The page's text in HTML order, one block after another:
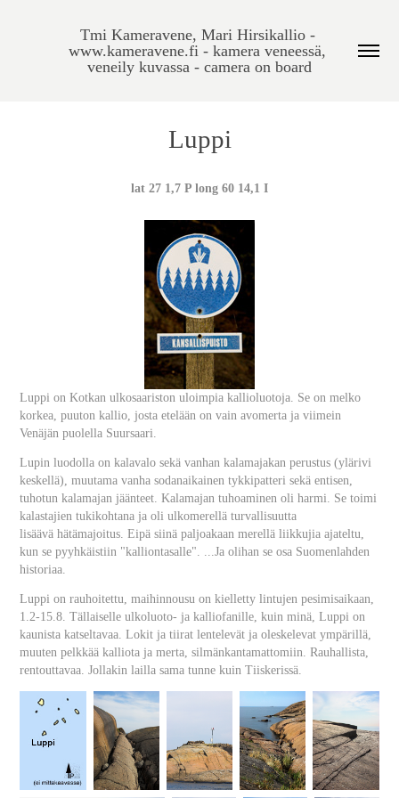
Tmi Kameravene, Mari Hirsikallio -
www.kameravene.fi - kamera veneessä,
veneily kuvassa - camera on board
Luppi
lat 27 1,7 P long 60 14,1 I
Luppi on Kotkan ulkosaariston uloimpia kallioluotoja. Se on melko
korkea, puuton kallio, josta etelään on vain avomerta ja viimein
Venäjän puolella Suursaari.
Lupin luodolla on kalavalo sekä vanhan kalamajakan perustus (ylärivi
keskellä), muutama vanha sodanaikainen tykkipatteri sekä entisen,
tuhotun kalamajan jäänteet. Kalamajan tuhoaminen oli harmi. Se toimi
kalastajien tukikohtana ja oli ulkomerellä turvallisuutta
lisäävä hätämajoitus. Eipä siinä paljoakaan merellä liikkujia ajateltu,
kun se pyyhkäistiin "kalliontasalle". ...Ja olihan se osa Suomenlahden
historiaa.
Luppi on rauhoitettu, maihinnousu on kielletty lintujen pesimisaikaan,
1.2-15.8.Tällaiselle ulkoluoto- ja kalliofanille, kuin minä, Luppi on
kaunista katseltavaa. Lokit ja tiirat lentelevät ja oleskelevat ympärillä,
muuten pelkkää kalliota ja merta, silmänkantamattomiin. Rauhallista,
rentouttavaa.Jollakin lailla sama tunne kuin Tiiskerissä.